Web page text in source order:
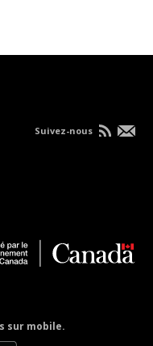
sur mobile.
Suivez-nous